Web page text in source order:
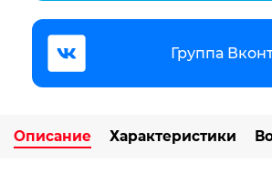
Группа
Описание Характеристики